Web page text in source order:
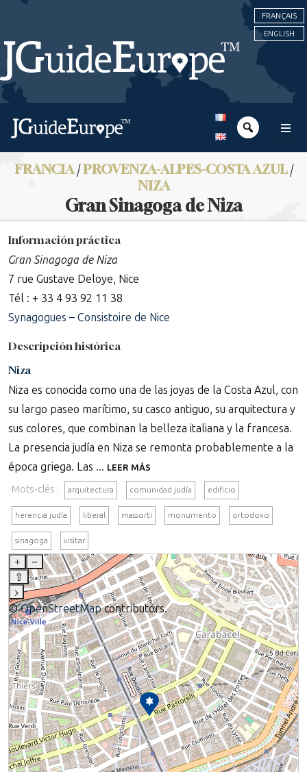
FRANÇAIS
ENGLISH
FRANCIA/PROVENZA-ALPES-COSTA AZUL/
NIZA
Gran Sinagoga de Niza
Información práctica
Gran Sinagoga de Niza
7 rue Gustave Deloye, Nice
Tél : + 33 4 93 92 11 38
Synagogues – Consistoire de Nice
Descripción histórica
Niza
Niza es conocida como una de las joyas de la Costa Azul, con
su largo paseo marítimo, su casco antiguo, su arquitectura y
sus colores, que combinan la belleza italiana y la francesa.
La presencia judía en Niza se remonta probablemente a la
época griega. Las ... LEER MÁS
Mots-clés : arquitectura comunidad judía edificio
herencia judía liberal massorti monumento ortodoxo
sinagoga visitar
+
–
⇧
›
©OpenStreetMapcontributors.